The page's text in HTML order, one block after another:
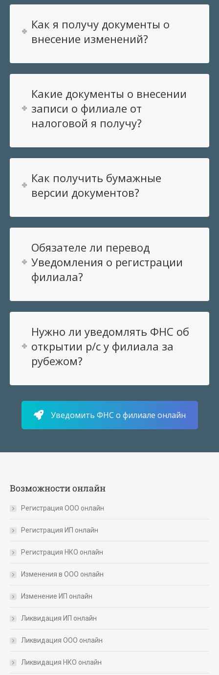
Как я получу документы о
внесение изменений?
Какие документы о внесении
записи о филиале от
налоговой я получу?
Как получить бумажные
версии документов?
Обязателе ли перевод
Уведомления о регистрации
филиала?
Нужно ли уведомлять ФНС об
открытии р/с у филиала за
рубежом?
Уведомить ФНС о филиале онлайн
Возможности онлайн
Регистрация ООО онлайн
Регистрация ИП онлайн
Регистрация НКО онлайн
Изменения в ООО онлайн
Изменение ИП онлайн
Ликвидация ИП онлайн
Ликвидация ООО онлайн
Ликвидация НКО онлайн